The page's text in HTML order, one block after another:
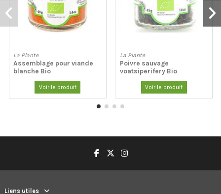
La Plante
Assemblage pour viande
blanche Bio
Voir le produit
La Plante
Poivre sauvage
voatsiperifery Bio
Voir le produit
Liens utiles